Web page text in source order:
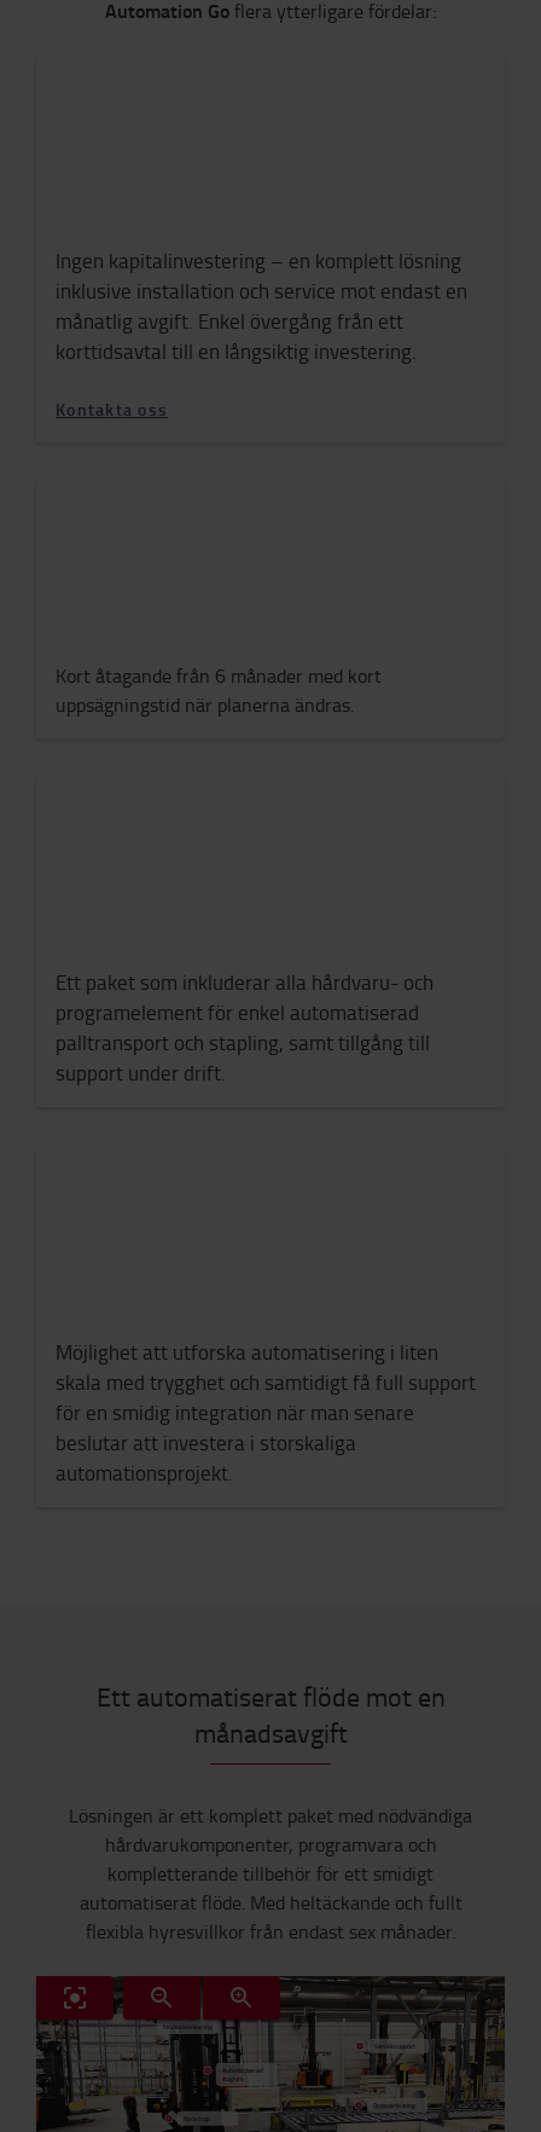
Automation Goflera ytterligare fördelar:
Ingen kapitalinvestering – en komplett lösning
inklusive installation och service mot endast en
månatlig avgift. Enkel övergång från ett
korttidsavtal till en långsiktig investering.
Kontakta oss
Kort åtagande från 6 månader med kort
uppsägningstid när planerna ändras.
Ett paket som inkluderar alla hårdvaru- och
programelement för enkel automatiserad
palltransport och stapling, samt tillgång till
support under drift.
Möjlighet att utforska automatisering i liten
skala med trygghet och samtidigt få full support
för en smidig integration när man senare
beslutar att investera i storskaliga
automationsprojekt.
Ett automatiserat flöde mot en
månadsavgift
Lösningen är ett komplett paket med nödvändiga
hårdvarukomponenter, programvara och
kompletterande tillbehör för ett smidigt
automatiserat flöde. Med heltäckande och fullt
flexibla hyresvillkor från endast sex månader.
Orderaktivering
Nödstopp
hinderdetektering
Automatiserad
staplare
Servicesupport